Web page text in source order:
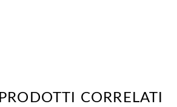
PRODOTTI CORRELATI